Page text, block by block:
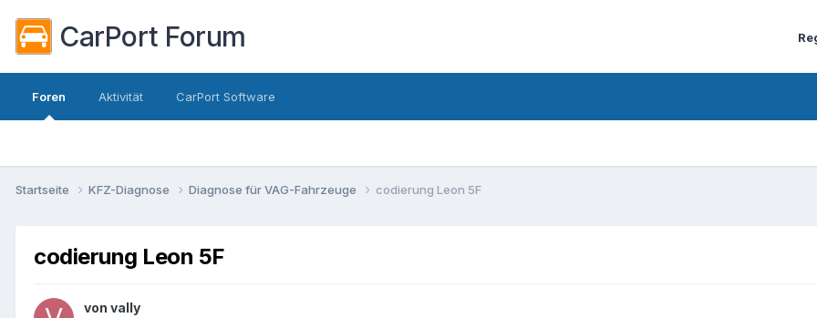
CarPort Forum
Foren Aktivität CarPort Software
Startseite KFZ-Diagnose Diagnose für VAG-Fahrzeuge codierung Leon 5F
codierung Leon 5F
von vally